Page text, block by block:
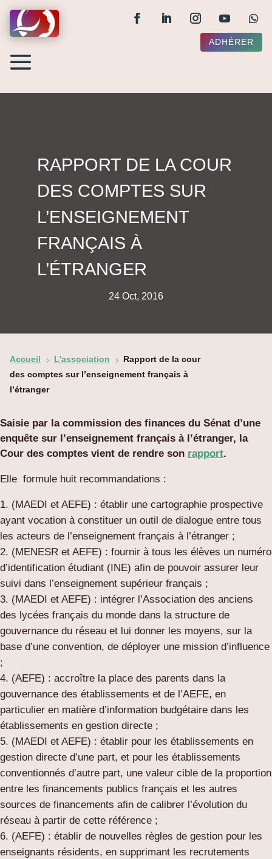
ADHÉRER
RAPPORT DE LA COUR
DES COMPTES SUR
L’ENSEIGNEMENT
FRANÇAIS À
L’ÉTRANGER
24 Oct, 2016
Accueil 5 L'association 5
Rapport de la cour
des comptes sur l’enseignement français à
l’étranger
Saisie par la commission des finances du Sénat d’une
enquête sur l’enseignement français à l’étranger, la
Cour des comptes vient de rendre son rapport.
Elle formule huit recommandations :
(MAEDI et AEFE) : établir une cartographie prospective
ayant vocation à constituer un outil de dialogue entre tous
les acteurs de l’enseignement français à l’étranger ;
(MENESR et AEFE) : fournir à tous les élèves un numéro
d’identification étudiant (INE) afin de pouvoir assurer leur
suivi dans l’enseignement supérieur français ;
(MAEDI et AEFE) : intégrer l’Association des anciens
des lycées français du monde dans la structure de
gouvernance du réseau et lui donner les moyens, sur la
base d’une convention, de déployer une mission d’influence
;
(AEFE) : accroître la place des parents dans la
gouvernance des établissements et de l’AEFE, en
particulier en matière d’information budgétaire dans les
établissements en gestion directe ;
(MAEDI et AEFE) : établir pour les établissements en
gestion directe d’une part, et pour les établissements
conventionnés d’autre part, une valeur cible de la proportion
entre les financements publics français et les autres
sources de financements afin de calibrer l’évolution du
réseau à partir de cette référence ;
(AEFE) : établir de nouvelles règles de gestion pour les
enseignants résidents, en supprimant les recrutements